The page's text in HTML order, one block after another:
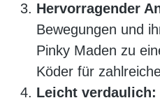
Hervorragender
Bewegungen und
Pinky Maden zu
Köder für
Leicht verdaulich: